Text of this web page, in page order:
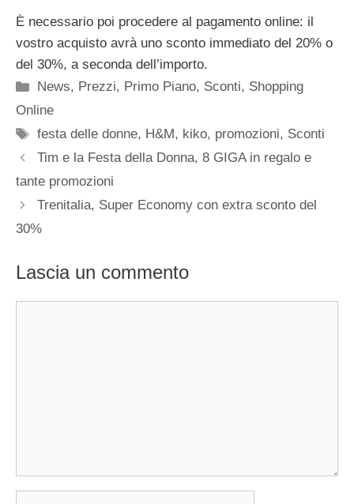
È necessario poi procedere al pagamento online: il
vostro acquisto avrà uno sconto immediato del 20% o
del 30%, a seconda dell’importo.
Categorie
News, Prezzi, Primo Piano, Sconti, Shopping
Online
Tag
festa delle donne, H&M, kiko, promozioni, Sconti
Tim e la Festa della Donna, 8 GIGA in regalo e
tante promozioni
Trenitalia, Super Economy con extra sconto del
30%
Lascia un commento